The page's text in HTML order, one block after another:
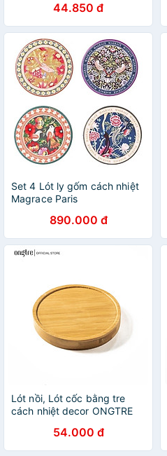
CAFE KHÔNG HỌA TIẾT
44.850 đ
Set 4 Lót ly gốm cách nhiệt
Magrace Paris
890.000 đ
Lót nồi, Lót cốc bằng tre
cách nhiệt decor ONGTRE
54.000 đ